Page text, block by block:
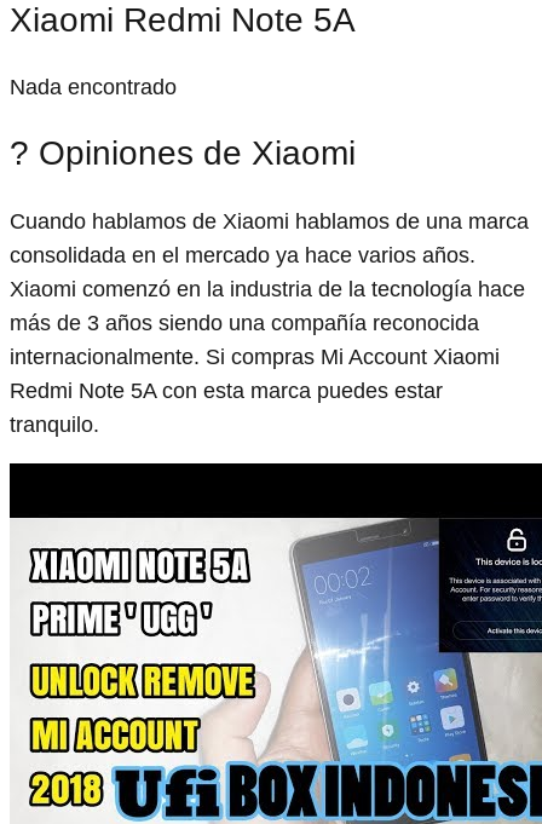
Xiaomi Redmi Note 5A
Nada encontrado
? Opiniones de Xiaomi
Cuando hablamos de Xiaomi hablamos de una marca
consolidada en el mercado ya hace varios años.
Xiaomi comenzó en la industria de la tecnología hace
más de 3 años siendo una compañía reconocida
internacionalmente. Si compras Mi Account Xiaomi
Redmi Note 5A con esta marca puedes estar
tranquilo.